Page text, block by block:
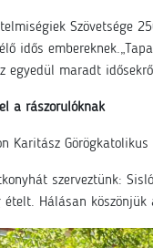
Szövetsége
idős
egyedül maradt
a rászorulóknak
Karitász
szerveztünk:
Hálásan